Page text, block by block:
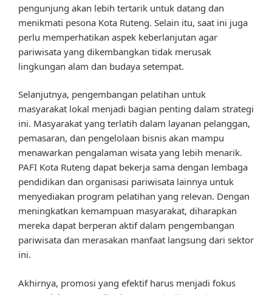
pengunjung akan lebih tertarik untuk datang dan
menikmati pesona Kota Ruteng. Selain itu, saat ini juga
perlu memperhatikan aspek keberlanjutan agar
pariwisata yang dikembangkan tidak merusak
lingkungan alam dan budaya setempat.
Selanjutnya, pengembangan pelatihan untuk
masyarakat lokal menjadi bagian penting dalam strategi
ini. Masyarakat yang terlatih dalam layanan pelanggan,
pemasaran, dan pengelolaan bisnis akan mampu
menawarkan pengalaman wisata yang lebih menarik.
PAFI Kota Ruteng dapat bekerja sama dengan lembaga
pendidikan dan organisasi pariwisata lainnya untuk
menyediakan program pelatihan yang relevan. Dengan
meningkatkan kemampuan masyarakat, diharapkan
mereka dapat berperan aktif dalam pengembangan
pariwisata dan merasakan manfaat langsung dari sektor
ini.
Akhirnya, promosi yang efektif harus menjadi fokus